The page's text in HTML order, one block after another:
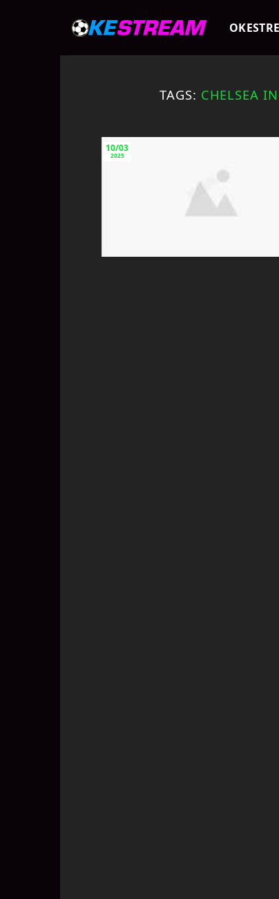
TAGS: CHELSEA
10/03
2025